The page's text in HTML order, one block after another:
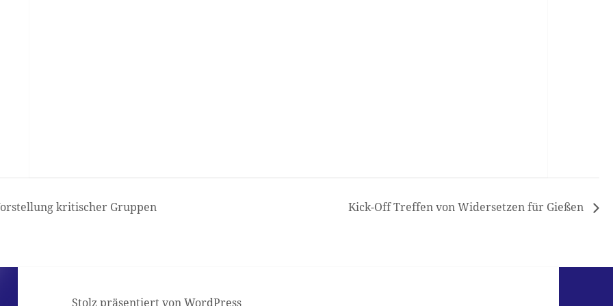
kritischer Gruppen Kick-Off Treffen von Widersetzen für Gießen
Stolz präsentiert von WordPress